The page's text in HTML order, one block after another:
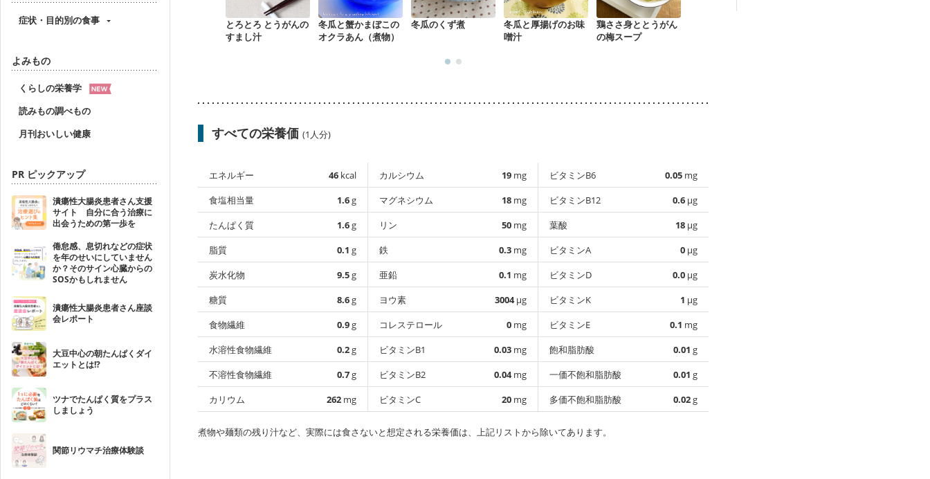
症状・目的別の食事
よみもの
くらしの栄養学
読みもの調べもの
月刊おいしい健康
PR ピックアップ
潰瘍性大腸炎患者さん支援
サイト 自分に合う治療に
出会うための第一歩を
倦怠感、息切れなどの症状
を年のせいにしていません
か？そのサイン心臓からの
SOSかもしれません
潰瘍性大腸炎患者さん座談
会レポート
大豆中心の朝たんぱくダイ
エットとは!?
ツナでたんぱく質をプラス
しましょう
関節リウマチ治療体験談
とろとろ とうがんの
すまし汁
冬瓜と蟹かまぼこの
オクラあん（煮物）
冬瓜のくず煮
冬瓜と厚揚げのお味
噌汁
鶏ささ身ととうがん
の梅スープ
すべての栄養価 (1人分)
エネルギー 46 kcal
食塩相当量
1.6g
たんぱく質
1.6g
脂質
0.1 g
炭水化物
9.5g
糖質
8.6g
食物繊維
0.9g
水溶性食物繊維
0.2g
不溶性食物繊維
0.7g
カリウム
262 mg
カルシウム 19 mg
マグネシウム
18 mg
リン
50 mg
鉄
0.3 mg
亜鉛
0.1 mg
ヨウ素
3004µg
コレステロール
0 mg
ビタミンB1
0.03 mg
ビタミンB2
0.04mg
ビタミンC
20 mg
ビタミンB6 0.05 mg
ビタミンB12
0.6 µg
葉酸
18 µg
ビタミンA
0 µg
ビタミンD
0.0 µg
ビタミンK
1 µg
ビタミンE
0.1 mg
飽和脂肪酸
0.01 g
一価不飽和脂肪酸
0.01 g
多価不飽和脂肪酸
0.02g
煮物や麺類の残り汁など、実際には食さないと想定される栄養価は、上記リストから除いてあります。